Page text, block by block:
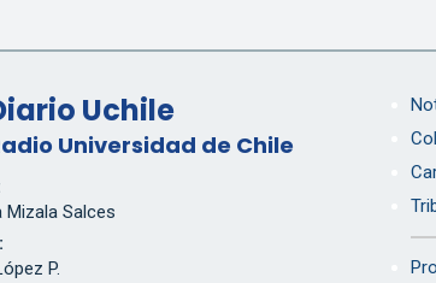
Uchile
Universidad de Chile
Mizala Salces
P.